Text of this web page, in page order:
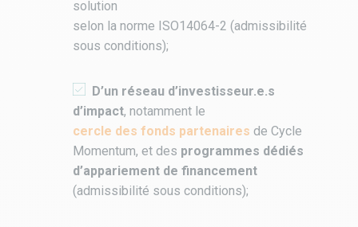
solution
selon la norme ISO14064-2 (admissibilité
sous conditions);
D’un réseau d’investisseur.e.s
d’impact, notamment le
cercle des fonds partenaires de Cycle
Momentum, et des programmes dédiés
d’appariement de financement
(admissibilité sous conditions);